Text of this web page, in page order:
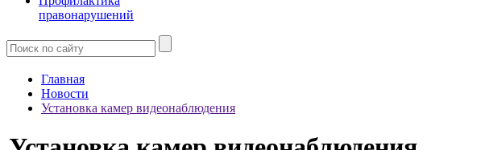
правонарушений
Главная
Новости
Установка камер видеонаблюдения